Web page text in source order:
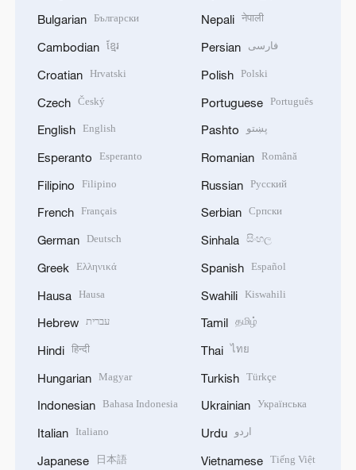
Bulgarian Български
Cambodian ខ្មែរ
Croatian Hrvatski
Czech Český
English English
Esperanto Esperanto
Filipino Filipino
French Français
German Deutsch
Greek Ελληνικά
Hausa Hausa
Hebrew עברית
Hindi हिन्दी
Hungarian Magyar
Indonesian Bahasa Indonesia
Italian Italiano
Japanese 日本語
Nepali नेपाली
Persian فارسی
Polish Polski
Portuguese Português
Pashto پښتو
Romanian Română
Russian Русский
Serbian Српски
Sinhala සිංහල
Spanish Español
Swahili Kiswahili
Tamil தமிழ்
Thai ไทย
Turkish Türkçe
Ukrainian Українська
Urdu اردو
Vietnamese Tiếng Việt